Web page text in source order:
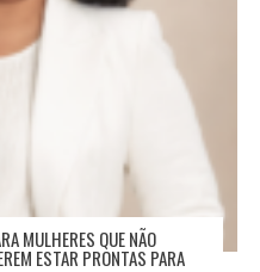
MULHERES QUE NÃO
ESTAR PRONTAS PARA